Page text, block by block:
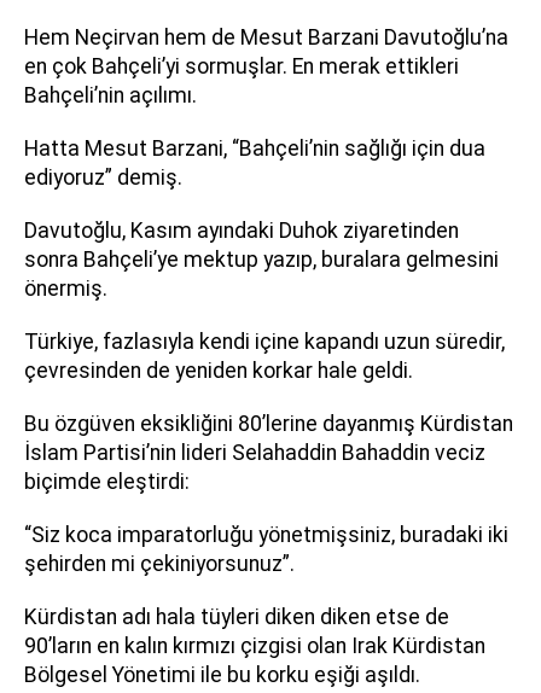
Hem Neçirvan hem de Mesut Barzani Davutoğlu’na
en çok Bahçeli’yi sormuşlar. En merak ettikleri
Bahçeli’nin açılımı.
Hatta Mesut Barzani, “Bahçeli’nin sağlığı için dua
ediyoruz” demiş.
Davutoğlu, Kasım ayındaki Duhok ziyaretinden
sonra Bahçeli’ye mektup yazıp, buralara gelmesini
önermiş.
Türkiye, fazlasıyla kendi içine kapandı uzun süredir,
çevresinden de yeniden korkar hale geldi.
Bu özgüven eksikliğini 80’lerine dayanmış Kürdistan
İslam Partisi’nin lideri Selahaddin Bahaddin veciz
biçimde eleştirdi:
“Siz koca imparatorluğu yönetmişsiniz, buradaki iki
şehirden mi çekiniyorsunuz”.
Kürdistan adı hala tüyleri diken diken etse de
90’ların en kalın kırmızı çizgisi olan Irak Kürdistan
Bölgesel Yönetimi ile bu korku eşiği aşıldı.